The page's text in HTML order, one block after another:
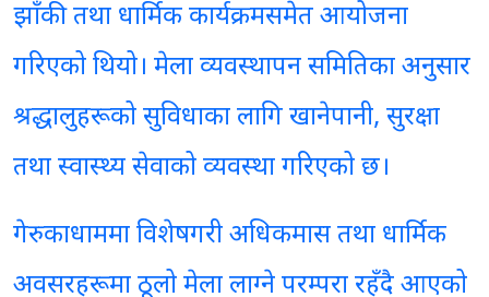
झाँकी तथा धार्मिक कार्यक्रमसमेत आयोजना
गरिएको थियो। मेला व्यवस्थापन समितिका अनुसार
श्रद्धालुहरूको सुविधाका लागि खानेपानी, सुरक्षा
तथा स्वास्थ्य सेवाको व्यवस्था गरिएको छ।
गेरुकाधाममा विशेषगरी अधिकमास तथा धार्मिक
अवसरहरूमा ठूलो मेला लाग्ने परम्परा रहँदै आएको